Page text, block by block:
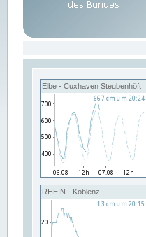
Elbe - Cuxhaven Steubenhöft
RHEIN - Koblenz